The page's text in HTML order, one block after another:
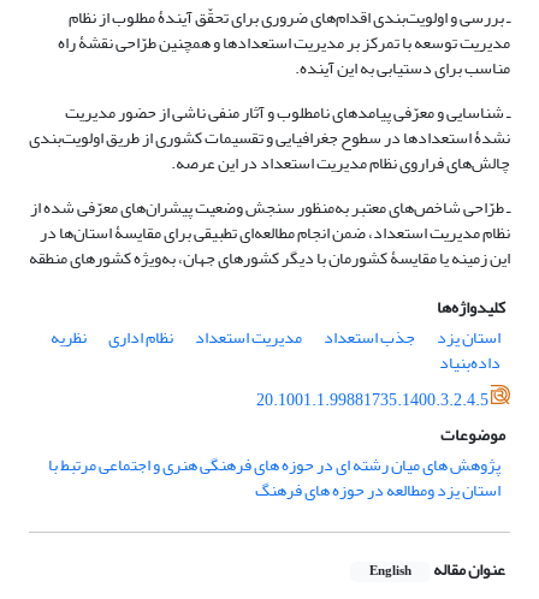
ـ بررسی و اولویت‌بندی اقدام‌های ضروری برای تحقّق آیندۀ مطلوب از نظام
مدیریت توسعه با تمرکز بر مدیریت استعدادها و همچنین طرّاحی نقشۀ راه
مناسب برای دستیابی به این آینده.
ـ شناسایی و معرّفی پیامدهای نامطلوب و آثار منفی ناشی از حضور مدیریت
نشدۀ استعدادها در سطوح جغرافیایی و تقسیمات کشوری از طریق اولویت‌بندی
چالش‌های فراروی نظام مدیریت استعداد در این عرصه.
ـ طرّاحی شاخص‌های معتبر به‌منظور سنجش وضعیت پیشران‌های معرّفی شده از
نظام مدیریت استعداد، ضمن انجام مطالعه‌ای تطبیقی برای مقایسۀ استان‌ها در
این زمینه یا مقایسۀ کشورمان با دیگر کشورهای جهان، به‌ویژه کشورهای منطقه
کلیدواژه‌ها
استان یزد
جذب استعداد مدیریت استعداد نظام اداری نظریه
داده‌بنیاد
20.1001.1.99881735.1400.3.2.4.5
موضوعات
پژوهش های میان رشته ای در حوزه های فرهنگی هنری و اجتماعی مرتبط با
استان یزد ومطالعه در حوزه های فرهنگ
عنوان مقاله English